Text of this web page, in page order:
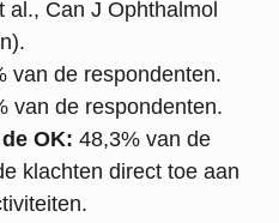
Can J Ophthalmol
van de respondenten.
van de respondenten.
OK: 48,3% van de
klachten direct toe aan